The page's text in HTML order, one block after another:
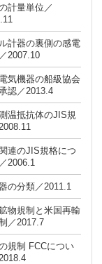
計量単位／
計器の裏側の感電
2007.10
気機器の船級協会
認／2013.4
温抵抗体のJIS規
連のJIS規格につ
2006.1
の分類／2011.1
物規制と米国再輸
／2017.7
規制 FCCについ